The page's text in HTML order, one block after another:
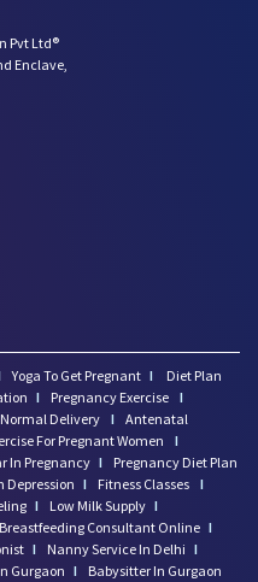
Pvt Ltd®
Enclave,
Yoga To Get Pregnant I
Diet Plan
I Pregnancy Exercise I
Normal Delivery I Antenatal
For Pregnant Women
I
In Pregnancy I
Pregnancy Diet Plan
Depression I Fitness Classes I
I Low Milk Supply I
Breastfeeding Consultant Online I
I Nanny Service In Delhi I
Gurgaon I
Babysitter In Gurgaon